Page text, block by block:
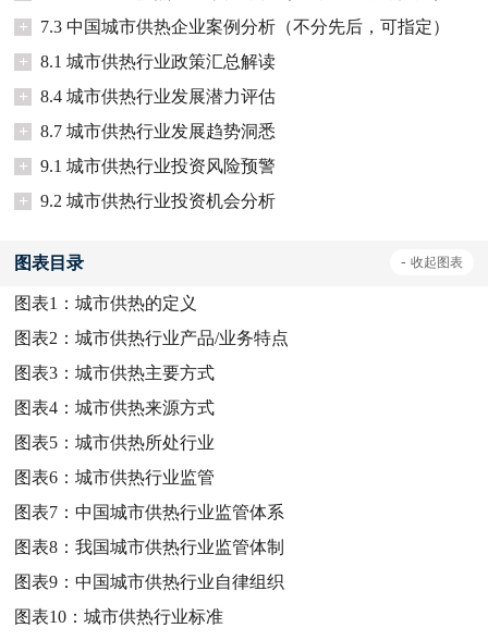
+
7.3 中国城市供热企业案例分析（不分先后，可指定）
+
8.1 城市供热行业政策汇总解读
+
8.4 城市供热行业发展潜力评估
+
8.7 城市供热行业发展趋势洞悉
+
9.1 城市供热行业投资风险预警
+
9.2 城市供热行业投资机会分析
图表目录 - 收起图表
图表1：城市供热的定义
图表2：城市供热行业产品/业务特点
图表3：城市供热主要方式
图表4：城市供热来源方式
图表5：城市供热所处行业
图表6：城市供热行业监管
图表7：中国城市供热行业监管体系
图表8：我国城市供热行业监管体制
图表9：中国城市供热行业自律组织
图表10：城市供热行业标准